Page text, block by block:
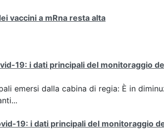
vaccini a mRna resta alta
19: i dati principali del monitoraggio
emersi dalla cabina di regia: È in
19: i dati principali del monitoraggio